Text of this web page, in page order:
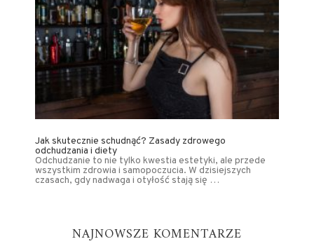
Jak skutecznie schudnąć? Zasady zdrowego
odchudzania i diety
Odchudzanie to nie tylko kwestia estetyki, ale przede
wszystkim zdrowia i samopoczucia. W dzisiejszych
czasach, gdy nadwaga i otyłość stają się …
NAJNOWSZE KOMENTARZE